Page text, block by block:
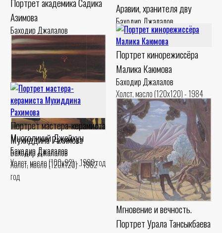
Аравии, хранителя дву
Баходир Джалалов
Холст, масло (120x90) - 1992 год
Портрет академика Садика
Азимова
Баходир Джалалов
Холст, масло (60x80) - 1998 год
Портрет кинорежиссёра
Малика Каюмова
Баходир Джалалов
Холст, масло (120x120) - 1984
год
Многоликий Джейхун
Баходир Джалалов
Холст, масло (100x92) - 1980 год
Портрет мастера-керамиста
Мухиддина Рахимова
Баходир Джалалов
Холст, масло (120x120) - 1982
год
Мгновение и вечность.
Портрет Урала Тансыкбаева